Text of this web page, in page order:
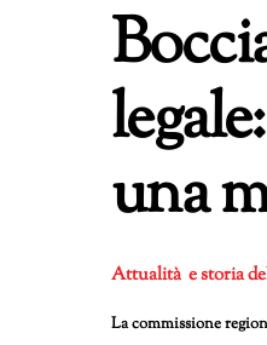
una
Attualità e storia
La commissione